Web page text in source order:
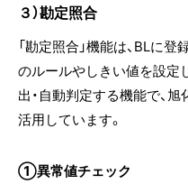
３）勘定照合
「勘定照合」機能は、BLに
のルールやしきい値を設定
出・自動判定する機能で、
活用しています。
①異常値チェック